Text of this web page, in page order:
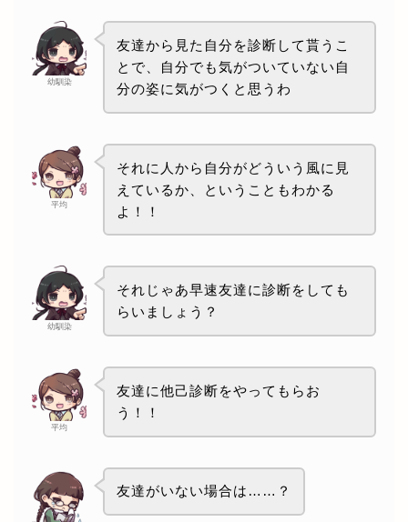
幼馴染
友達から見た自分を診断して貰うこ
とで、自分でも気がついていない自
分の姿に気がつくと思うわ
平均
それに人から自分がどういう風に見
えているか、ということもわかる
よ！！
幼馴染
それじゃあ早速友達に診断をしても
らいましょう？
平均
友達に他己診断をやってもらお
う！！
友達がいない場合は……？